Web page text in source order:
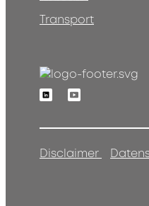
Transport
LinkedinYoutube
Disclaimer